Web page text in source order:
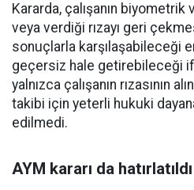
Kararda, çalışanın
veya verdiği rızayı geri
sonuçlarla karşılaşabileceği
geçersiz hale getirebileceği
yalnızca çalışanın rızasının
takibi için yeterli hukuki
edilmedi.
AYM kararı da hatırlatıldı